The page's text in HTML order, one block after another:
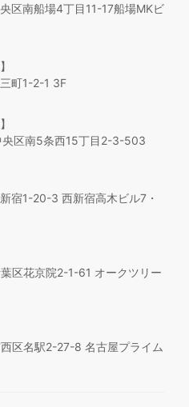
区南船場4丁目11-17船場MKビ
町1-2-1 3F
区南5条西15丁目2-3-503
宿1-20-3 西新宿高木ビル7・
区花京院2-1-61 オークツリー
区名駅2-27-8 名古屋プライム